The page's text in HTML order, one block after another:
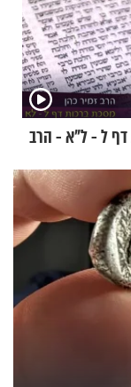
דף ל - ל"א - הרב